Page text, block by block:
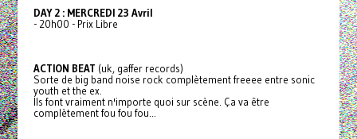
DAY 2 : MERCREDI 23 Avril
- 20h00 - Prix Libre
ACTION BEAT (uk, gaffer records)
Sorte de big band noise rock complètement freeee entre sonic
youth et the ex.
Ils font vraiment n'importe quoi sur scène. Ça va être
complètement fou fou fou...